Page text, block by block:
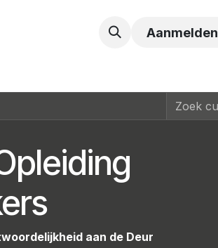
Vacatures Contact
Aanmelden
aan de Deur